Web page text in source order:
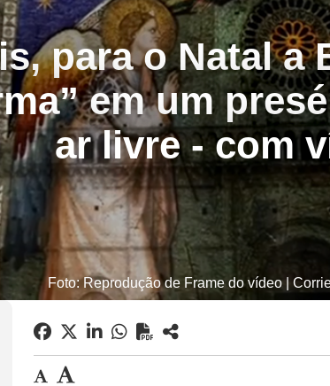
para o Natal a
em um
ar livre - com
Foto: Reprodução de Frame do vídeo |